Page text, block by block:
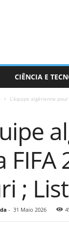
CIÊNCIA E
L’équipe algérienne
;
- 31 Maio 2026